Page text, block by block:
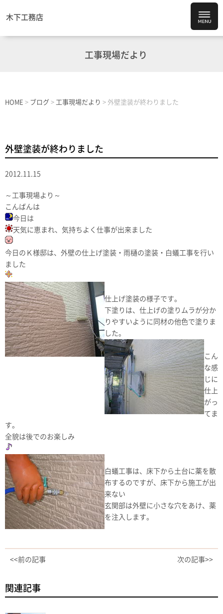
木下工務店
工事現場だより
HOME > ブログ > 工事現場だより > 外壁塗装が終わりました
外壁塗装が終わりました
2012.11.15
～工事現場より～
こんばんは
今日は
天気に恵まれ、気持ちよく仕事が出来ました
今日のＫ様邸は、外壁の仕上げ塗装・雨樋の塗装・白蟻工事を行い
ました
仕上げ塗装の様子です。
下塗りは、仕上げの塗りムラが分か
りやすいように同材の他色で塗りま
した。
こん
な感
じに
仕上
がっ
てま
す。
全貌は後でのお楽しみ
白蟻工事は、床下から土台に薬を散
布するのですが、床下から施工が出
来ない
玄関部は外壁に小さな穴をあけ、薬
を注入します。
<<前の記事 次の記事>>
関連記事